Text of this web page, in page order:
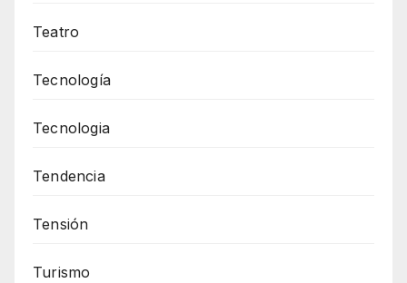
Teatro
Tecnología
Tecnologia
Tendencia
Tensión
Turismo